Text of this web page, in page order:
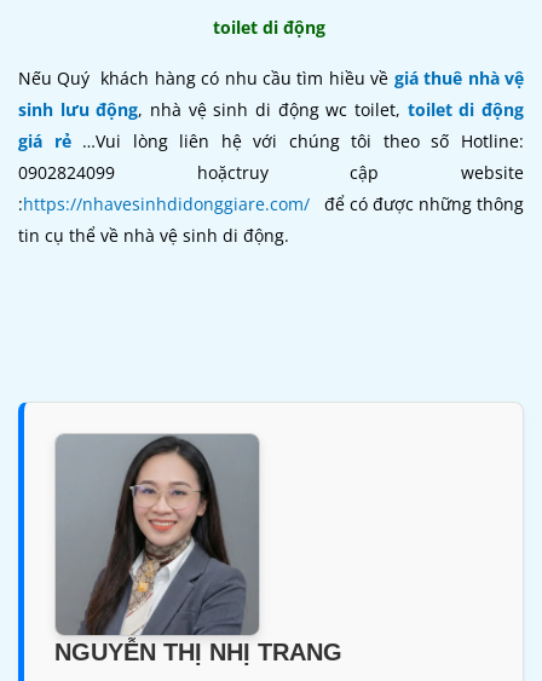
toilet di động
Nếu Quý khách hàng có nhu cầu tìm hiều về giá thuê nhà vệ
sinh lưu động, nhà vệ sinh di động wc toilet, toilet di động
giá rẻ…Vui lòng liên hệ với chúng tôi theo số Hotline:
0902824099 hoặctruy cập website
:https://nhavesinhdidonggiare.com/ để có được những thông
tin cụ thể về nhà vệ sinh di động.
NGUYỄN THỊ NHỊ TRANG